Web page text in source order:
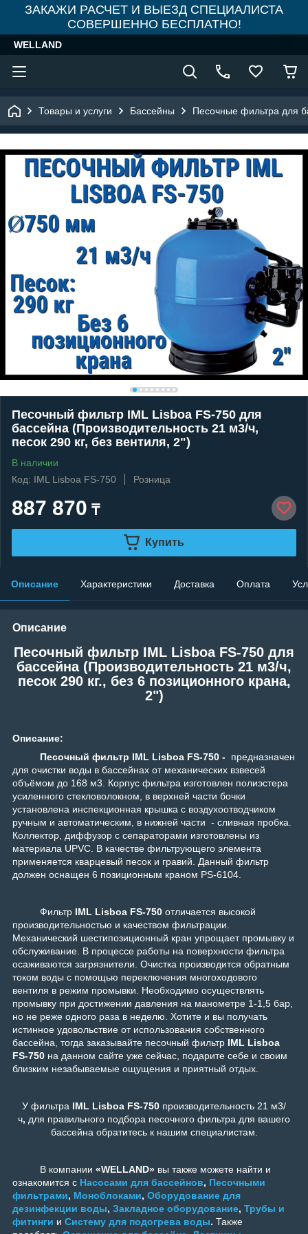
ЗАКАЖИ РАСЧЕТ И ВЫЕЗД СПЕЦИАЛИСТА
СОВЕРШЕННО БЕСПЛАТНО!
WELLAND
Товары и услуги Бассейны Песочные фильтра для
Песочный фильтр IML Lisboa FS-750 для
бассейна (Производительность 21 м3/ч,
песок 290 кг, без вентиля, 2")
В наличии
Код: IML Lisboa FS-750
Розница
887 870 ₸
Купить
Описание Характеристики Доставка Оплата
Описание
Песочный фильтр IML Lisboa FS-750 для
бассейна (Производительность 21 м3/ч,
песок 290 кг., без 6 позиционного крана,
2")
Описание:
Песочный фильтр IML Lisboa FS-750 - предназначен
для очистки воды в бассейнах от механических взвесей
объёмом до 168 м3. Корпус фильтра изготовлен полиэстера
усиленного стекловолокном, в верхней части бочки
установлена инспекционная крышка с воздухоотводчиком
ручным и автоматическим, в нижней части - сливная пробка.
Коллектор, диффузор с сепараторами изготовлены из
материала UPVC. В качестве фильтрующего элемента
применяется кварцевый песок и гравий. Данный фильтр
должен оснащен 6 позиционным краном PS-6104.
Фильтр IML Lisboa FS-750 отличается высокой
производительностью и качеством фильтрации.
Механический шестипозиционный кран упрощает промывку и
обслуживание. В процессе работы на поверхности фильтра
осаживаются загрязнители. Очистка производится обратным
током воды с помощью переключения многоходового
вентиля в режим промывки. Необходимо осуществлять
промывку при достижении давления на манометре 1-1,5 бар,
но не реже одного раза в неделю. Хотите и вы получать
истинное удовольствие от использования собственного
бассейна, тогда заказывайте песочный фильтр IML Lisboa
FS-750 на данном сайте уже сейчас, подарите себе и своим
близким незабываемые ощущения и приятный отдых.
У фильтра IML Lisboa FS-750 производительность 21 м3/
ч, для правильного подбора песочного фильтра для вашего
бассейна обратитесь к нашим специалистам.
В компании «WELLAND» вы также можете найти и
ознакомится с Насосами для бассейнов, Песочными
фильтрами, Моноблоками, Оборудование для
дезинфекции воды, Закладное оборудование, Трубы и
фитинги и Систему для подогрева воды. Также